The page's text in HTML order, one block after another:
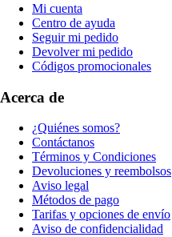
Mi cuenta
Centro de ayuda
Seguir mi pedido
Devolver mi pedido
Códigos promocionales
Acerca de
¿Quiénes somos?
Contáctanos
Términos y Condiciones
Devoluciones y reembolsos
Aviso legal
Métodos de pago
Tarifas y opciones de envío
Aviso de confidencialidad